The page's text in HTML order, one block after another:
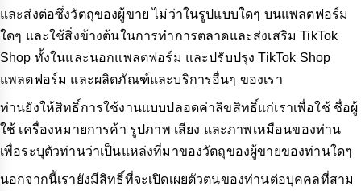
และส่งต่อซึ่งวัตถุของผู้ขาย ไม่ว่าในรูปแบบใดๆ บนแพลตฟอร์ม
ใดๆ และใช้สิ่งข้างต้นในการทำการตลาดและส่งเสริม TikTok
Shop ทั้งในและนอกแพลตฟอร์ม และปรับปรุง TikTok Shop
แพลตฟอร์ม และผลิตภัณฑ์และบริการอื่นๆ ของเรา
ท่านยังให้สิทธิ์การใช้งานแบบปลอดค่าลิขสิทธิ์แก่เราเพื่อใช้ ชื่อผู้
ใช้ เครื่องหมายการค้า รูปภาพ เสียง และภาพเหมือนของท่าน
เพื่อระบุตัวท่านว่าเป็นแหล่งที่มาของวัตถุของผู้ขายของท่านใดๆ
นอกจากนี้เรายังมีสิทธิ์ที่จะเปิดเผยตัวตนของท่านต่อบุคคลที่สาม